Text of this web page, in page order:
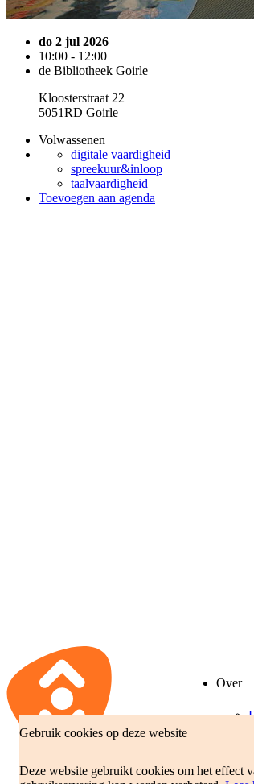
Gebruik cookies op deze website
Deze website gebruikt cookies om het effect
do 2 jul 2026
10:00 - 12:00
de Bibliotheek Goirle
Kloosterstraat 22
5051RD Goirle
Volwassenen
digitale vaardigheid
spreekuur&inloop
taalvaardigheid
Toevoegen aan agenda
Over